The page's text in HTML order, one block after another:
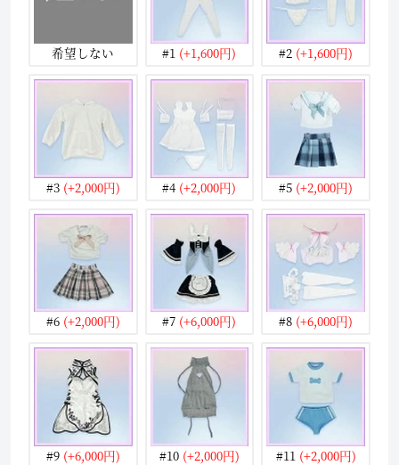
希望しない #1 (+1,600円) #2 (+1,600円)
#3(+2,000円) #4 (+2,000円) #5 (+2,000円)
#6(+2,000円) #7 (+6,000円) #8 (+6,000円)
#9(+6,000円) #10(+2,000円) #11 (+2,000円)